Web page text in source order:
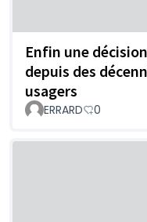
Enfin une
depuis des
usagers
ERRARD 0